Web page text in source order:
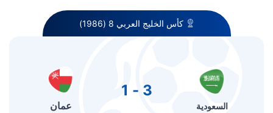
كأس الخليج العربي 8 (1986)
السعودية
3 - 1
عمان